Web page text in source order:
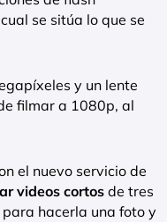
se sitúa lo que se
y un lente
filmar a 1080p, al
el nuevo servicio de
videos cortos de tres
hacerla una foto y